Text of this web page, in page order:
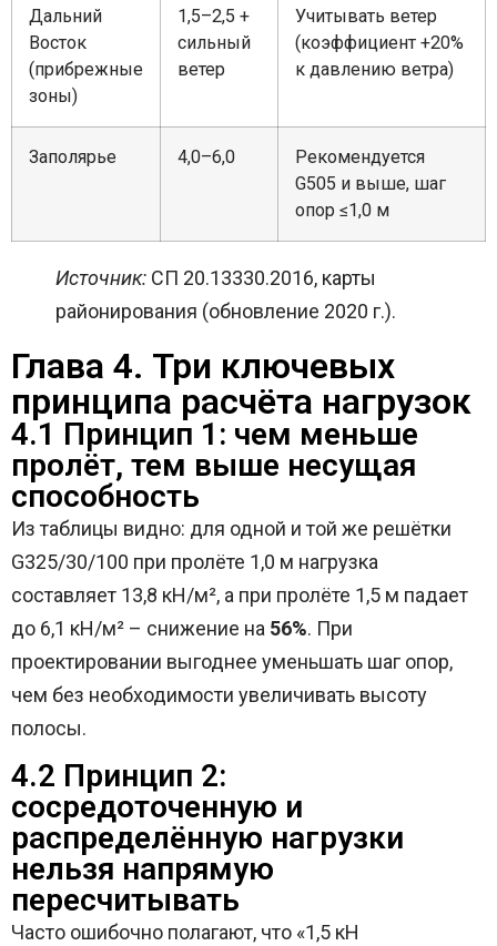
Дальний
Восток
(прибрежные
зоны)
1,5–2,5 +
сильный
ветер
Учитывать ветер
(коэффициент +20%
к давлению ветра)
Заполярье 4,0–6,0
Рекомендуется
G505 и выше, шаг
опор ≤1,0 м
Источник: СП 20.13330.2016, карты
районирования (обновление 2020 г.).
Глава 4. Три ключевых
принципа расчёта нагрузок
4.1 Принцип 1: чем меньше
пролёт, тем выше несущая
способность
Из таблицы видно: для одной и той же решётки
G325/30/100 при пролёте 1,0 м нагрузка
составляет 13,8 кН/м², а при пролёте 1,5 м падает
до 6,1 кН/м² – снижение на 56%. При
проектировании выгоднее уменьшать шаг опор,
чем без необходимости увеличивать высоту
полосы.
4.2 Принцип 2:
сосредоточенную и
распределённую нагрузки
нельзя напрямую
пересчитывать
Часто ошибочно полагают, что «1,5 кН